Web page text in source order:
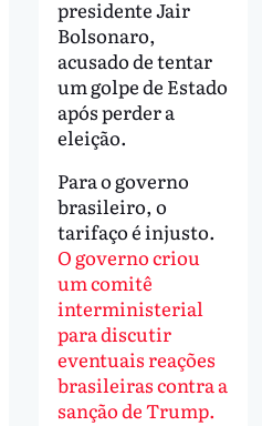
presidente Jair
Bolsonaro,
acusado de tentar
um golpe de Estado
após perder a
eleição.
Para o governo
brasileiro, o
tarifaço é injusto.
O governo criou
um comitê
interministerial
para discutir
eventuais reações
brasileiras contra a
sanção de Trump.